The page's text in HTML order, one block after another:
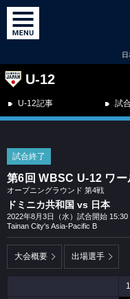
U-12
U-12記事 試
試合終了
第6回 WBSC U-12 ワー
オープニングラウンド 第4戦
ドミニカ共和国 vs 日本
2022年8月3日（水）試合開始 15:30
Tainan City's Asia-Pacific B
大会概要 出場選手
1